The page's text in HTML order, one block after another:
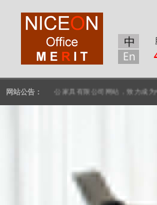
网站公告：
山美好台裕办公家具有限公司网站，致力成为